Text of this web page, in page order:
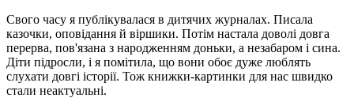
Свого часу я публікувалася в дитячих журналах. Писала
казочки, оповідання й віршики. Потім настала доволі довга
перерва, пов'язана з народженням доньки, а незабаром і сина.
Діти підросли, і я помітила, що вони обоє дуже люблять
слухати довгі історії. Тож книжки-картинки для нас швидко
стали неактуальні.